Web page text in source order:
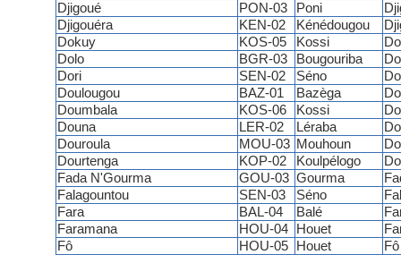
Djigoué
PON-03 Poni
Djigouéra
KEN-02 Kénédougou
Dokuy
KOS-05 Kossi
Dolo
BGR-03 Bougouriba
Dori
SEN-02 Séno
Doulougou
BAZ-01 Bazèga
Doumbala
KOS-06 Kossi
Douna
LER-02 Léraba
Douroula
MOU-03 Mouhoun
Dourtenga
KOP-02 Koulpélogo
Fada N'Gourma
GOU-03 Gourma
Falagountou
SEN-03 Séno
Fara
BAL-04 Balé
Faramana
HOU-04 Houet
Fô
HOU-05 Houet
Fô